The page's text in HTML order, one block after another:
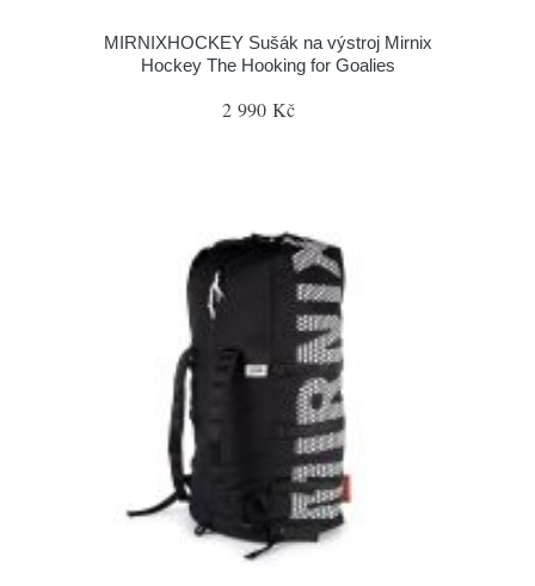
MIRNIXHOCKEY Sušák na výstroj Mirnix
Hockey The Hooking for Goalies
2 990 Kč